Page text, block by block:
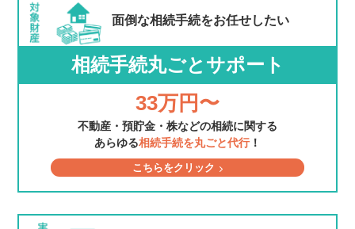
面倒な相続手続をお任せしたい
相続手続丸ごとサポート
33万円〜
不動産・預貯金・株などの相続に関する
あらゆる相続手続を丸ごと代行！
こちらをクリック